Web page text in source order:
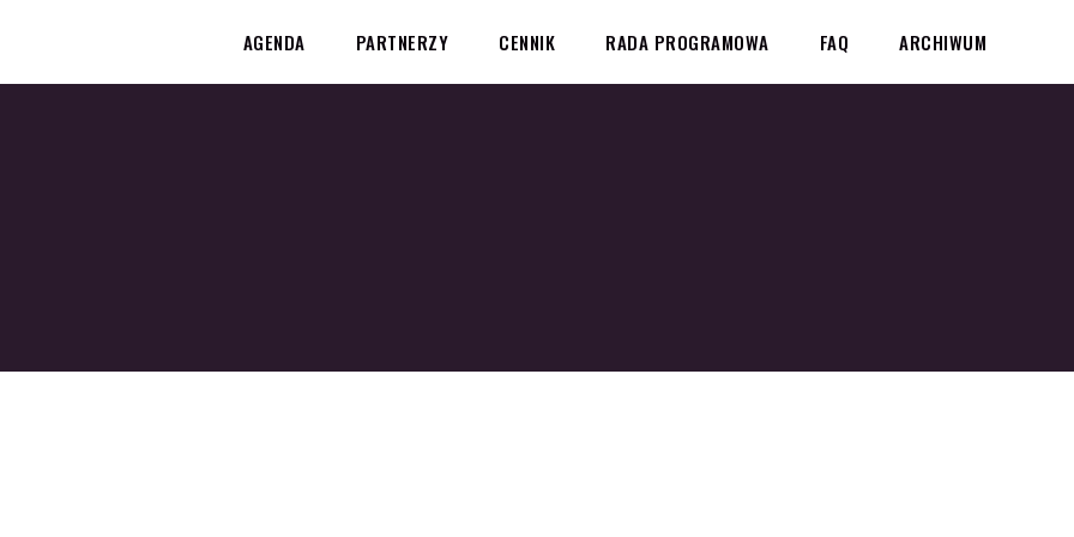
AGENDA PARTNERZY CENNIK RADA PROGRAMOWA FAQ ARCHIWUM